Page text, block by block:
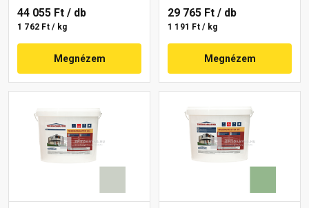
44 055 Ft / db
1 762 Ft / kg
Megnézem
29 765 Ft / db
1 191 Ft / kg
Megnézem